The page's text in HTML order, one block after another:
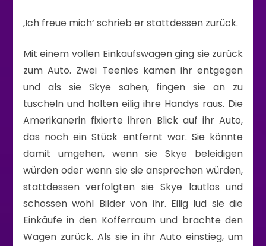
‚Ich freue mich‘ schrieb er stattdessen zurück.
Mit einem vollen Einkaufswagen ging sie zurück
zum Auto. Zwei Teenies kamen ihr entgegen
und als sie Skye sahen, fingen sie an zu
tuscheln und holten eilig ihre Handys raus. Die
Amerikanerin fixierte ihren Blick auf ihr Auto,
das noch ein Stück entfernt war. Sie könnte
damit umgehen, wenn sie Skye beleidigen
würden oder wenn sie sie ansprechen würden,
stattdessen verfolgten sie Skye lautlos und
schossen wohl Bilder von ihr. Eilig lud sie die
Einkäufe in den Kofferraum und brachte den
Wagen zurück. Als sie in ihr Auto einstieg, um